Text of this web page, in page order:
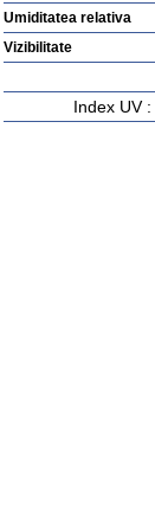
Umiditatea relativa
Vizibilitate
Index UV :